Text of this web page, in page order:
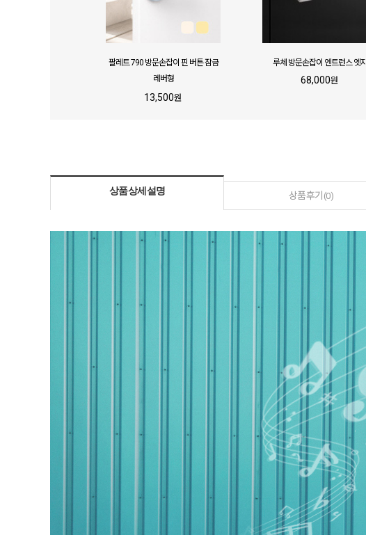
팔레트 790 방문손잡이 핀 버튼 잠금
레버형
13,500원
루체 방문손잡이 엔트런스 엣지
68,000원
상품상세설명 상품후기 (0)